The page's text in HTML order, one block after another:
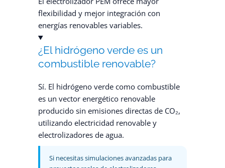
flexibilidad y mejor integración con
energías renovables variables.
¿El hidrógeno verde es un
combustible renovable?
Sí. El hidrógeno verde como combustible
es un vector energético renovable
producido sin emisiones directas de CO₂,
utilizando electricidad renovable y
electrolizadores de agua.
Si necesitas simulaciones avanzadas para